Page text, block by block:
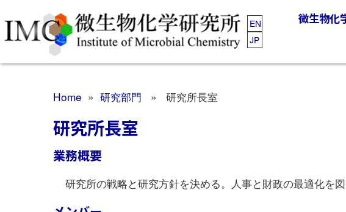
EN
JP
微生物化
Home » 研究部門 » 研究所長室
研究所長室
業務概要
研究所の戦略と研究方針を決める。人事と財政の最適化を